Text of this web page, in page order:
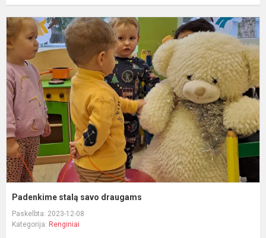
Padenkime stalą savo draugams
Paskelbta: 2023-12-08
Kategorija: Renginiai